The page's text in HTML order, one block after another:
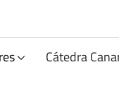
Cátedra